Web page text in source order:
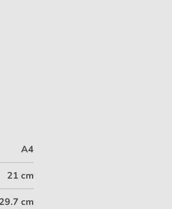
A4
21 cm
29.7 cm